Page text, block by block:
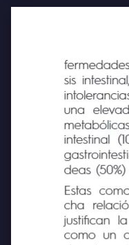
sis
una elevada
intestinal
deas
Estas
cha
justifican
la